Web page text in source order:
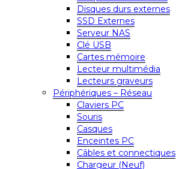
Disques durs externes
SSD Externes
Serveur NAS
Clé USB
Cartes mémoire
Lecteur multimédia
Lecteurs graveurs
Périphériques – Réseau
Claviers PC
Souris
Casques
Enceintes PC
Câbles et connectiques
Chargeur (Neuf)